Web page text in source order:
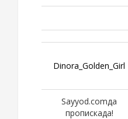
Dinora_Golden_Girl
Sayyod.comда
пропискада!